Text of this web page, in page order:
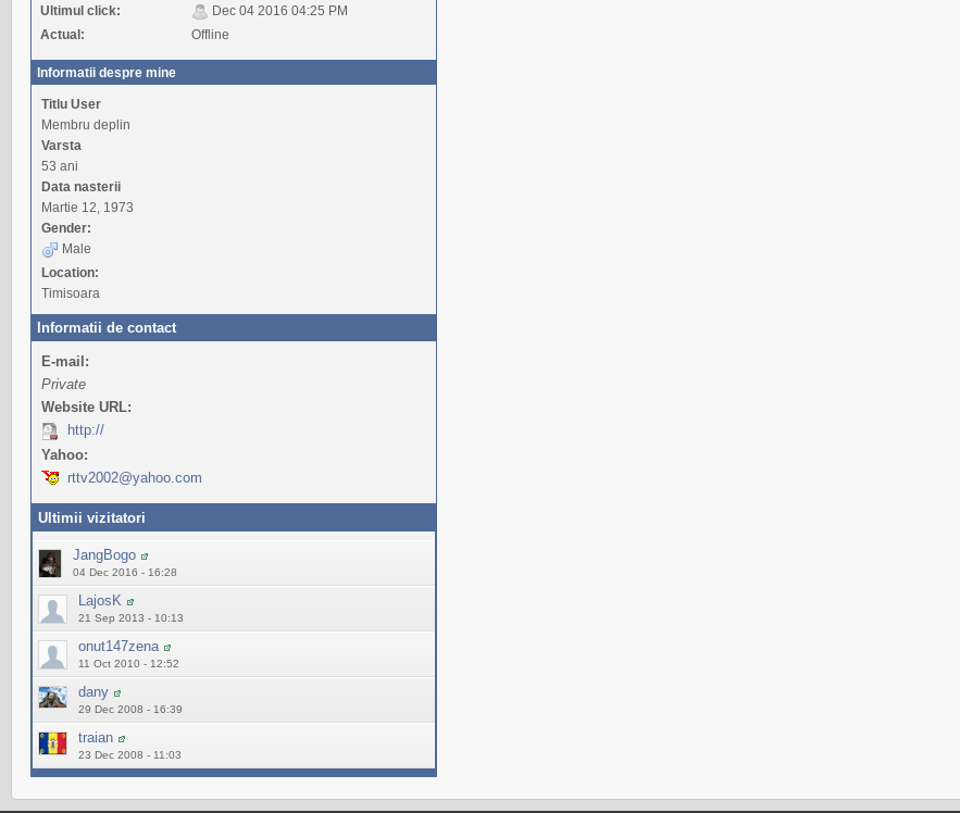
Ultimul click:
Dec 04 2016 04:25 PM
Actual:
Offline
Informatii despre mine
Titlu User
Membru deplin
Varsta
53 ani
Data nasterii
Martie 12, 1973
Gender:
Male
Location:
Timisoara
Informatii de contact
E-mail:
Private
Website URL:
http://
Yahoo:
rttv2002@yahoo.com
Ultimii vizitatori
JangBogo
04 Dec 2016 - 16:28
LajosK
21 Sep 2013 - 10:13
onut147zena
11 Oct 2010 - 12:52
dany
29 Dec 2008 - 16:39
traian
23 Dec 2008 - 11:03